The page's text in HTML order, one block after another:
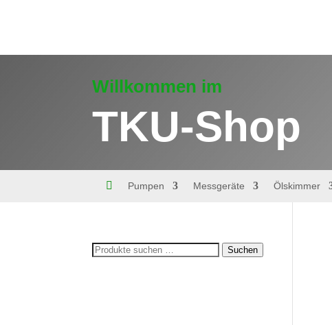
Willkommen im
TKU-Shop
 Pumpen Messgeräte Ölskimmer
Suchen
Suchen